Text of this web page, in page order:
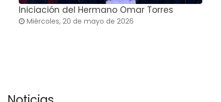
Iniciación del Hermano Omar Torres
Miércoles, 20 de mayo de 2026